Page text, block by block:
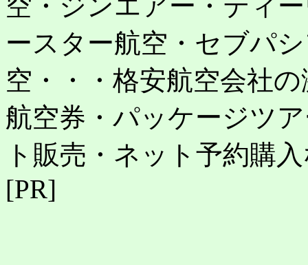
空・ジンエアー・ティ
ースター航空・セブパ
空・・・格安航空会社
航空券・パッケージツ
ト販売・ネット予約購
[PR]